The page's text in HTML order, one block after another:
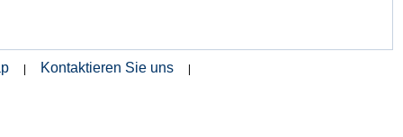
Kontaktieren Sie uns